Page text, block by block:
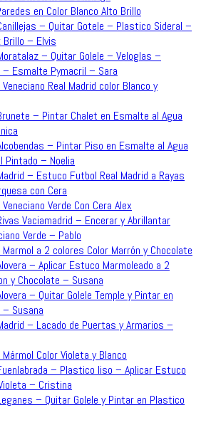
en Color Blanco Alto Brillo
– Quitar Gotele – Plastico Sideral –
Brillo – Elvis
– Quitar Golele – Veloglas –
Esmalte Pymacril – Sara
Real Madrid color Blanco y
– Pintar Chalet en Esmalte al Agua
– Pintar Piso en Esmalte al Agua
Pintado – Noelia
– Estuco Futbol Real Madrid a Rayas
con Cera
Verde Con Cera Alex
Vaciamadrid – Encerar y Abrillantar
Verde – Pablo
a 2 colores Color Marrón y Chocolate
– Aplicar Estuco Marmoleado a 2
y Chocolate – Susana
– Quitar Golele Temple y Pintar en
Susana
– Lacado de Puertas y Armarios –
Color Violeta y Blanco
– Plastico liso – Aplicar Estuco
– Cristina
– Quitar Golele y Pintar en Plastico